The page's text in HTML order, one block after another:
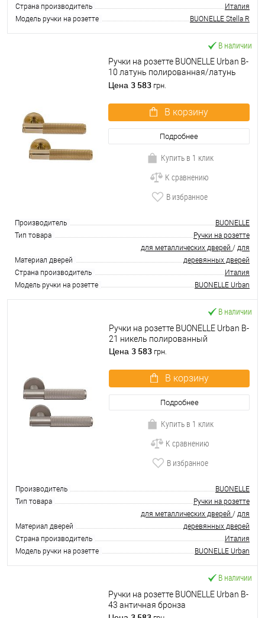
Страна производитель
Италия
Модель ручки на розетте
BUONELLE Stella R
В наличии
Ручки на розетте BUONELLE Urban B-
10 латунь полированная/латунь
матовая
Цена 3 583 грн.
В корзину
Подробнее
Купить в 1 клик
К сравнению
В избранное
Производитель
BUONELLE
Тип товара
Ручки на розетте
Материал дверей
для металлических дверей / для
деревянных дверей
Страна производитель
Италия
Модель ручки на розетте
BUONELLE Urban
В наличии
Ручки на розетте BUONELLE Urban B-
21 никель полированный
Цена 3 583 грн.
В корзину
Подробнее
Купить в 1 клик
К сравнению
В избранное
Производитель
BUONELLE
Тип товара
Ручки на розетте
Материал дверей
для металлических дверей / для
деревянных дверей
Страна производитель
Италия
Модель ручки на розетте
BUONELLE Urban
В наличии
Ручки на розетте BUONELLE Urban B-
43 античная бронза